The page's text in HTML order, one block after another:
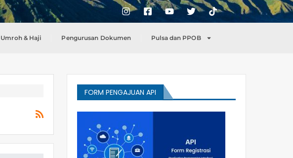
Umroh & Haji Pengurusan Dokumen Pulsa dan PPOB
FORM PENGAJUAN API